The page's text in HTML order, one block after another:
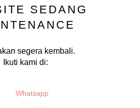
SEDANG
segera kembali.
Ikuti kami di:
Whatsapp